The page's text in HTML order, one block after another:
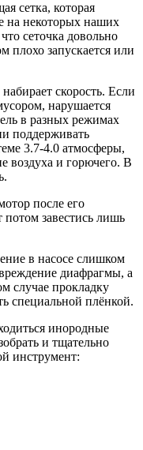
сетка, которая
на некоторых наших
сеточка довольно
плохо запускается или
скорость. Если
нарушается
в разных режимах
поддерживать
3.7-4.0 атмосферы,
воздуха и горючего. В
после его
завестись лишь
в насосе слишком
диафрагмы, а
случае прокладку
специальной плёнкой.
инородные
и тщательно
инструмент: